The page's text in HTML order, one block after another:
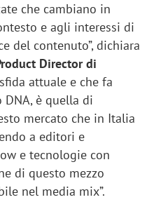
che cambiano in
e agli interessi di
del contenuto”, dichiara
Director di
attuale e che fa
è quella di
mercato che in Italia
a editori e
e tecnologie con
di questo mezzo
nel media mix”.